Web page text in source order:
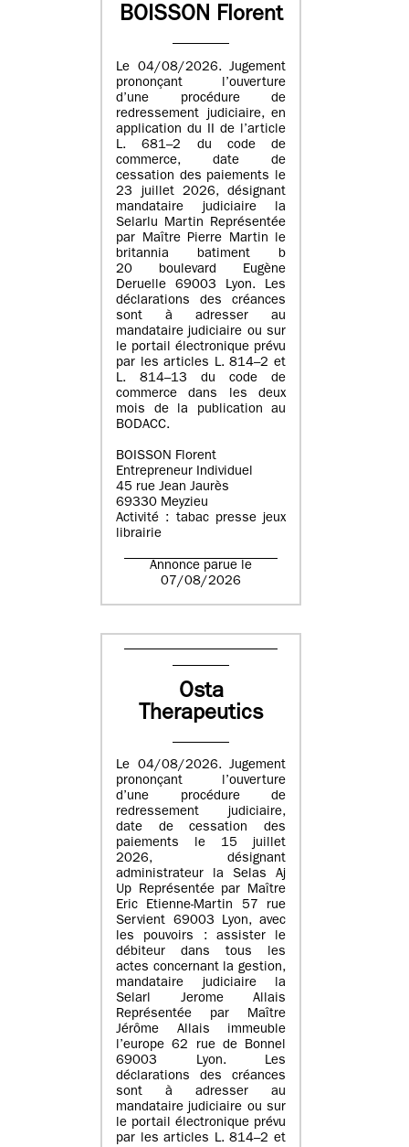
BOISSON Florent
Le 04/08/2026. Jugement
prononçant l’ouverture
d’une procédure de
redressement judiciaire, en
application du II de l’article
L. 681–2 du code de
commerce, date de
cessation des paiements le
23 juillet 2026, désignant
mandataire judiciaire la
Selarlu Martin Représentée
par Maître Pierre Martin le
britannia batiment b
20 boulevard Eugène
Deruelle 69003 Lyon. Les
déclarations des créances
sont à adresser au
mandataire judiciaire ou sur
le portail électronique prévu
par les articles L. 814–2 et
L. 814–13 du code de
commerce dans les deux
mois de la publication au
BODACC.
BOISSON Florent
Entrepreneur Individuel
45 rue Jean Jaurès
69330 Meyzieu
Activité : tabac presse jeux
librairie
Annonce parue le
07/08/2026
Osta
Therapeutics
Le 04/08/2026. Jugement
prononçant l’ouverture
d’une procédure de
redressement judiciaire,
date de cessation des
paiements le 15 juillet
2026, désignant
administrateur la Selas Aj
Up Représentée par Maître
Eric Etienne-Martin 57 rue
Servient 69003 Lyon, avec
les pouvoirs : assister le
débiteur dans tous les
actes concernant la gestion,
mandataire judiciaire la
Selarl Jerome Allais
Représentée par Maître
Jérôme Allais immeuble
l’europe 62 rue de Bonnel
69003 Lyon. Les
déclarations des créances
sont à adresser au
mandataire judiciaire ou sur
le portail électronique prévu
par les articles L. 814–2 et